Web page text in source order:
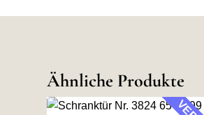
Ähnliche Produkte